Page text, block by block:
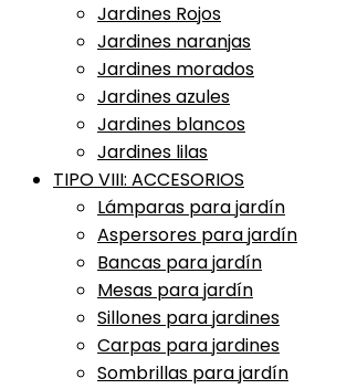
Jardines Rojos
Jardines naranjas
Jardines morados
Jardines azules
Jardines blancos
Jardines lilas
TIPO VIII: ACCESORIOS
Lámparas para jardín
Aspersores para jardín
Bancas para jardín
Mesas para jardín
Sillones para jardines
Carpas para jardines
Sombrillas para jardín